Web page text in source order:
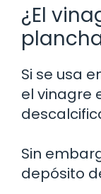
¿El
Si se usa
el vinagre
Sin
depósito